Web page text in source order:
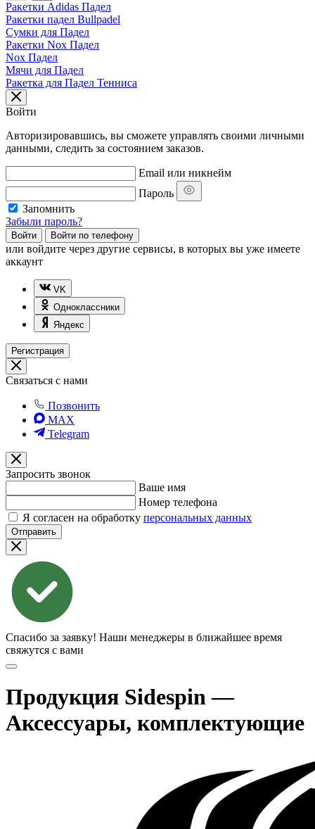
Ракетки Adidas Падел
Ракетки падел Bullpadel
Сумки для Падел
Ракетки Nox Падел
Nox Падел
Мячи для Падел
Ракетка для Падел Тенниса
Войти
Авторизировавшись, вы сможете управлять своими личными
данными, следить за состоянием заказов.
Email или никнейм
Пароль
Запомнить
Забыли пароль?
Войти Войти по телефону
или войдите через другие сервисы, в которых вы уже имеете
аккаунт
VK
Одноклассники
Яндекс
Регистрация
Связаться с нами
Позвонить
MAX
Telegram
Запросить звонок
Ваше имя
Номер телефона
Я согласен на обработку персональных данных
Отправить
Спасибо за заявку! Наши менеджеры в ближайшее время
свяжутся с вами
Продукция Sidespin —
Аксессуары, комплектующие